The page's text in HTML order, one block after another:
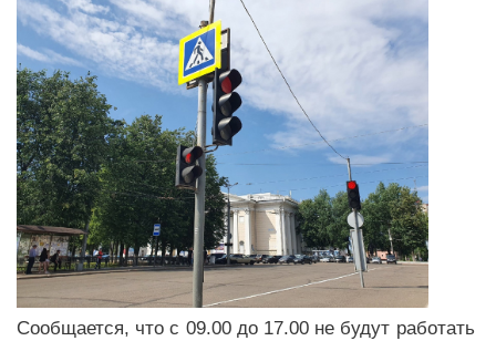
Сообщается, что с 09.00 до 17.00 не будут работать